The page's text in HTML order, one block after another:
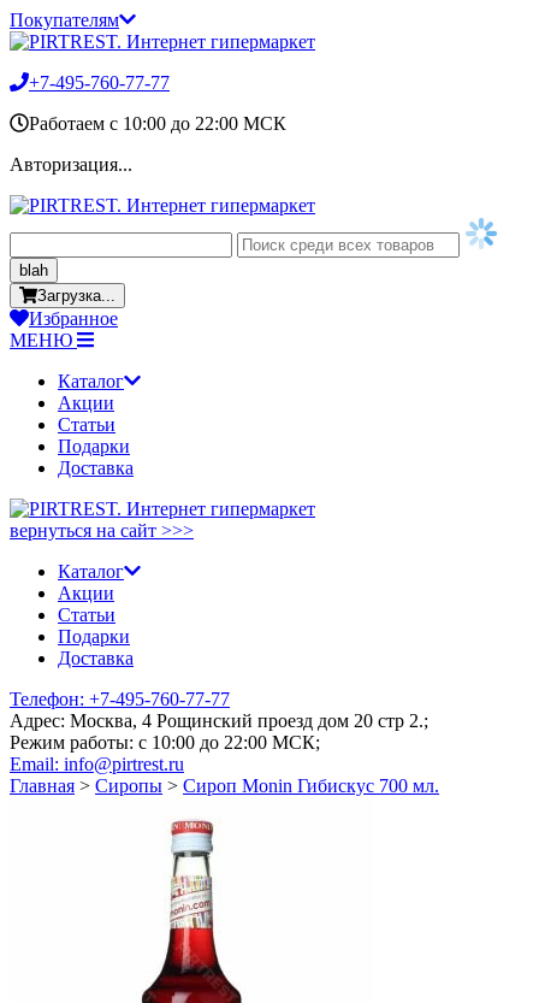
Покупателям
+7-495-760-77-77
Работаем c 10:00 до 22:00 МСК
Авторизация...
blah
Загрузка...
Избранное
МЕНЮ
Каталог
Акции
Статьи
Подарки
Доставка
вернуться на сайт >>>
Каталог
Акции
Статьи
Подарки
Доставка
Телефон: +7-495-760-77-77
Адрес: Москва, 4 Рощинский проезд дом 20 стр 2.;
Режим работы: c 10:00 до 22:00 МСК;
Email: info@pirtrest.ru
Главная > Сиропы > Сироп Monin Гибискус 700 мл.